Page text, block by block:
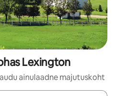
Lexington
ainulaadne majutuskoht